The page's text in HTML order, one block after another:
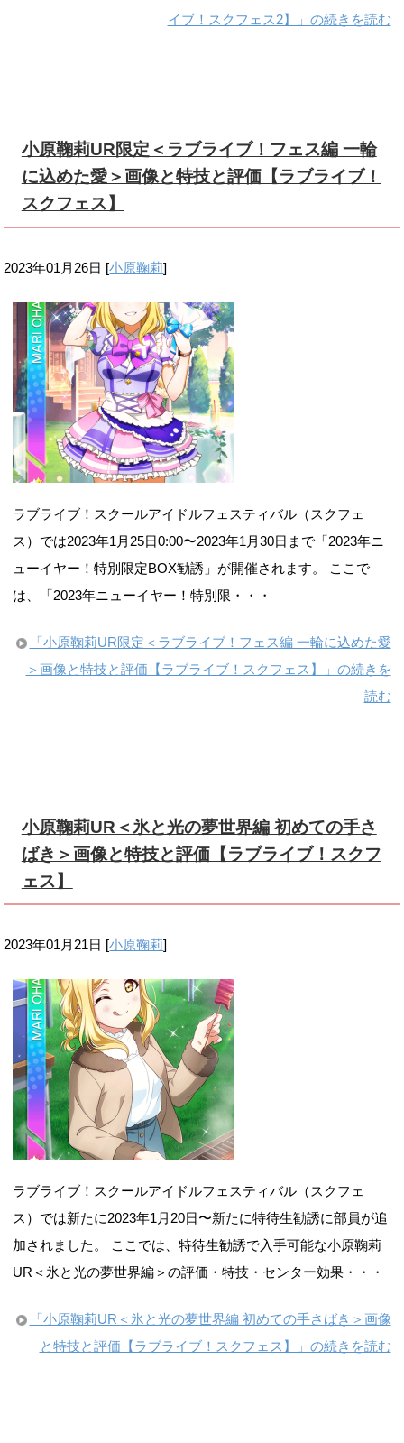
イブ！スクフェス2】」の続きを読む
小原鞠莉UR限定＜ラブライブ！フェス編 一輪
に込めた愛＞画像と特技と評価【ラブライブ！
スクフェス】
2023年01月26日 [小原鞠莉]
ラブライブ！スクールアイドルフェスティバル（スクフェ
ス）では2023年1月25日0:00〜2023年1月30日まで「2023年ニ
ューイヤー！特別限定BOX勧誘」が開催されます。 ここで
は、「2023年ニューイヤー！特別限・・・
「小原鞠莉UR限定＜ラブライブ！フェス編 一輪に込めた愛
＞画像と特技と評価【ラブライブ！スクフェス】」の続きを
読む
小原鞠莉UR＜氷と光の夢世界編 初めての手さ
ばき＞画像と特技と評価【ラブライブ！スクフ
ェス】
2023年01月21日 [小原鞠莉]
ラブライブ！スクールアイドルフェスティバル（スクフェ
ス）では新たに2023年1月20日〜新たに特待生勧誘に部員が追
加されました。 ここでは、特待生勧誘で入手可能な小原鞠莉
UR＜氷と光の夢世界編＞の評価・特技・センター効果・・・
「小原鞠莉UR＜氷と光の夢世界編 初めての手さばき＞画像
と特技と評価【ラブライブ！スクフェス】」の続きを読む